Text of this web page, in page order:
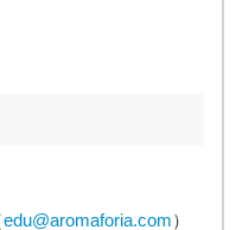
edu@aromaforia.com）